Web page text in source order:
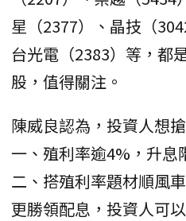
星（2377）、晶技（
台光電（2383）等，都
股，值得關注。
陳威良認為，投資人想
一、殖利率逾4%，升息
二、搭殖利率題材順風
更勝領配息，投資人可